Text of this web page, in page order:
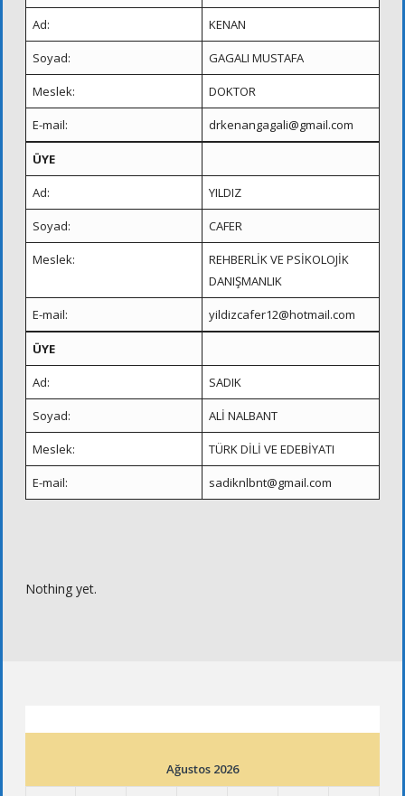
Ad: KENAN
Soyad: GAGALI MUSTAFA
Meslek: DOKTOR
E-mail: drkenangagali@gmail.com
ÜYE
Ad: YILDIZ
Soyad: CAFER
Meslek:
REHBERLİK VE PSİKOLOJİK
DANIŞMANLIK
E-mail: yildizcafer12@hotmail.com
ÜYE
Ad: SADIK
Soyad: ALİ NALBANT
Meslek: TÜRK DİLİ VE EDEBİYATI
E-mail: sadiknlbnt@gmail.com
Nothing yet.
Ağustos 2026